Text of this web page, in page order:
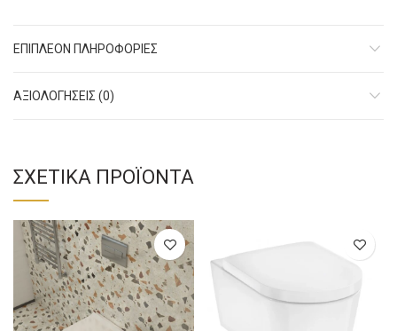
ΕΠΙΠΛΈΟΝ ΠΛΗΡΟΦΟΡΊΕΣ
ΑΞΙΟΛΟΓΉΣΕΙΣ (0)
ΣΧΕΤΙΚΆ ΠΡΟΪΌΝΤΑ